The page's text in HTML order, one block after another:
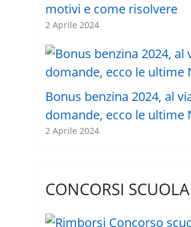
motivi e come risolvere
2 Aprile 2024
Bonus benzina 2024, al
domande, ecco le ultime
2 Aprile 2024
CONCORSI SCUOLA